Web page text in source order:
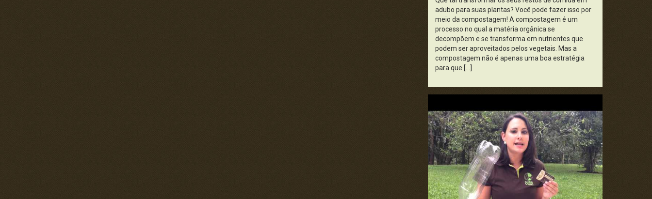
Pontos da História
Publicidade e Propaganda
Saúde e Cidadania
Universo da Ciência
adubo para suas plantas? Você pode fazer isso por
meio da compostagem! A compostagem é um
processo no qual a matéria orgânica se
decompõem e se transforma em nutrientes que
podem ser aproveitados pelos vegetais. Mas a
compostagem não é apenas uma boa estratégia
para que […]